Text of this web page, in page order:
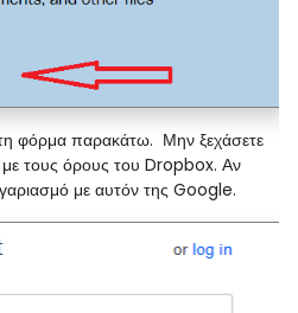
φόρμα παρακάτω. Μην ξεχάσετε
με τους όρους του Dropbox. Αν
με αυτόν της Google.